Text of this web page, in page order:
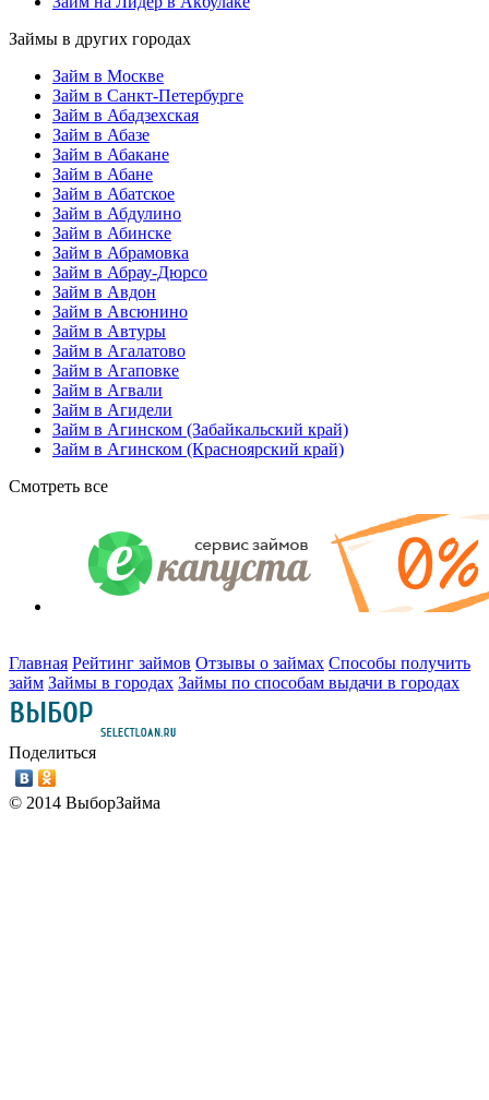
Займы в других городах
Займ в Москве
Займ в Санкт-Петербурге
Займ в Абадзехская
Займ в Абазе
Займ в Абакане
Займ в Абане
Займ в Абатское
Займ в Абдулино
Займ в Абинске
Займ в Абрамовка
Займ в Абрау-Дюрсо
Займ в Авдон
Займ в Авсюнино
Займ в Автуры
Займ в Агалатово
Займ в Агаповке
Займ в Агвали
Займ в Агидели
Займ в Агинском (Забайкальский край)
Займ в Агинском (Красноярский край)
Смотреть все
Главная Рейтинг займов Отзывы о займах Способы получить
займ Займы в городах Займы по способам выдачи в городах
Поделиться
© 2014 ВыборЗайма